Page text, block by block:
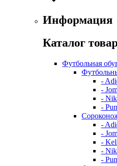
Информация
Каталог
Футбольная
-
-
-
-
-
-
-
-
-